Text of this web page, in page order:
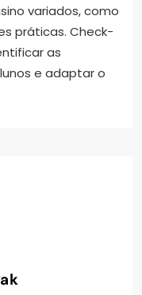
variados, como
práticas. Check-
as
e adaptar o